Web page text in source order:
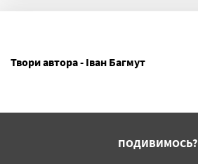
Твори автора - Іван Багмут
ПОДИВИМОСЬ?